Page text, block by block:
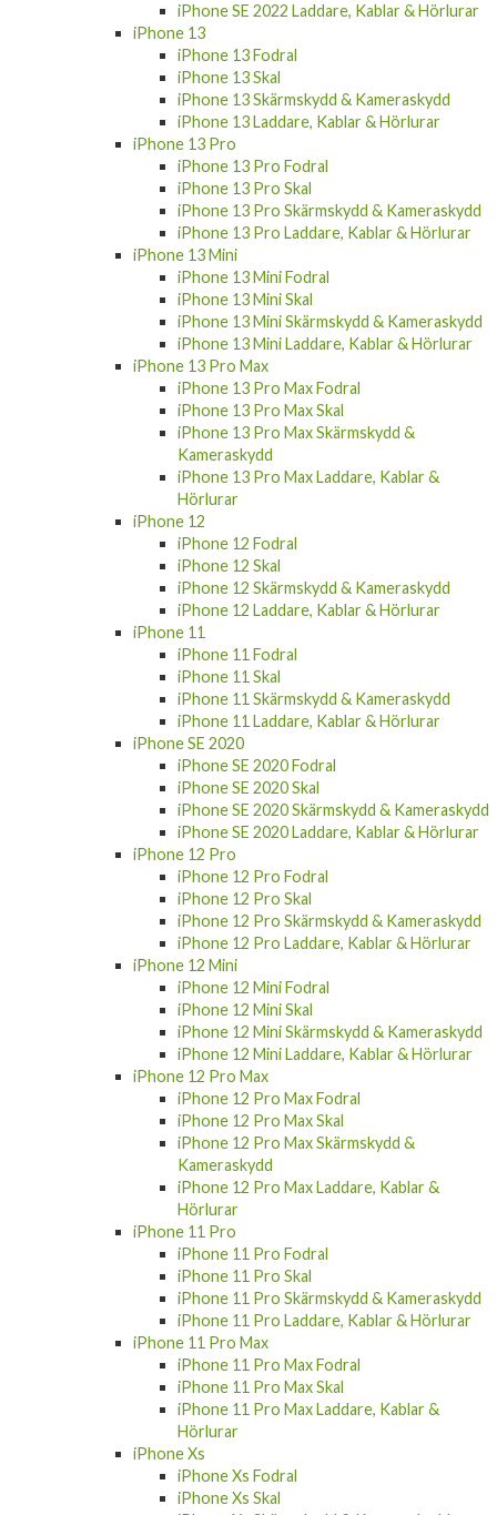
iPhone 13
iPhone 13 Fodral
iPhone 13 Skal
iPhone 13 Skärmskydd & Kameraskydd
iPhone 13 Laddare, Kablar & Hörlurar
iPhone 13 Pro
iPhone 13 Pro Fodral
iPhone 13 Pro Skal
iPhone 13 Pro Skärmskydd & Kameraskydd
iPhone 13 Pro Laddare, Kablar & Hörlurar
iPhone 13 Mini
iPhone 13 Mini Fodral
iPhone 13 Mini Skal
iPhone 13 Mini Skärmskydd & Kameraskydd
iPhone 13 Mini Laddare, Kablar & Hörlurar
iPhone 13 Pro Max
iPhone 13 Pro Max Fodral
iPhone 13 Pro Max Skal
iPhone 13 Pro Max Skärmskydd &
Kameraskydd
iPhone 13 Pro Max Laddare, Kablar &
Hörlurar
iPhone 12
iPhone 12 Fodral
iPhone 12 Skal
iPhone 12 Skärmskydd & Kameraskydd
iPhone 12 Laddare, Kablar & Hörlurar
iPhone 11
iPhone 11 Fodral
iPhone 11 Skal
iPhone 11 Skärmskydd & Kameraskydd
iPhone 11 Laddare, Kablar & Hörlurar
iPhone SE 2020
iPhone SE 2020 Fodral
iPhone SE 2020 Skal
iPhone SE 2020 Skärmskydd & Kameraskydd
iPhone SE 2020 Laddare, Kablar & Hörlurar
iPhone 12 Pro
iPhone 12 Pro Fodral
iPhone 12 Pro Skal
iPhone 12 Pro Skärmskydd & Kameraskydd
iPhone 12 Pro Laddare, Kablar & Hörlurar
iPhone 12 Mini
iPhone 12 Mini Fodral
iPhone 12 Mini Skal
iPhone 12 Mini Skärmskydd & Kameraskydd
iPhone 12 Mini Laddare, Kablar & Hörlurar
iPhone 12 Pro Max
iPhone 12 Pro Max Fodral
iPhone 12 Pro Max Skal
iPhone 12 Pro Max Skärmskydd &
Kameraskydd
iPhone 12 Pro Max Laddare, Kablar &
Hörlurar
iPhone 11 Pro
iPhone 11 Pro Fodral
iPhone 11 Pro Skal
iPhone 11 Pro Skärmskydd & Kameraskydd
iPhone 11 Pro Laddare, Kablar & Hörlurar
iPhone 11 Pro Max
iPhone 11 Pro Max Fodral
iPhone 11 Pro Max Skal
iPhone 11 Pro Max Laddare, Kablar &
Hörlurar
iPhone Xs
iPhone Xs Fodral
iPhone Xs Skal
iPhone Xs Skärmskydd & Kameraskydd